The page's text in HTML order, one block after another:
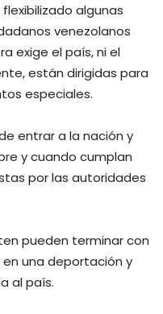
algunas
venezolanos
exige el país, ni el
están dirigidas para
especiales.
entrar a la nación y
y cuando cumplan
por las autoridades
pueden terminar con
una deportación y
al país.